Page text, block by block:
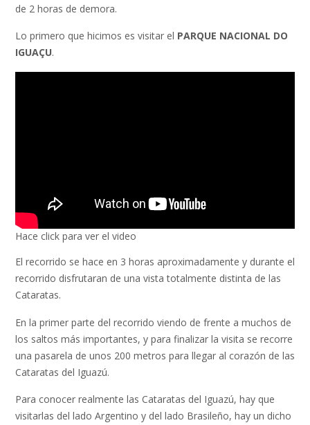
de 2 horas de demora.
Lo primero que hicimos es visitar el PARQUE NACIONAL DO
IGUAÇU.
Hace click para ver el video
El recorrido se hace en 3 horas aproximadamente y durante el
recorrido disfrutaran de una vista totalmente distinta de las
Cataratas.
En la primer parte del recorrido viendo de frente a muchos de
los saltos más importantes, y para finalizar la visita se recorre
una pasarela de unos 200 metros para llegar al corazón de las
Cataratas del Iguazú.
Para conocer realmente las Cataratas del Iguazú, hay que
visitarlas del lado Argentino y del lado Brasileño, hay un dicho